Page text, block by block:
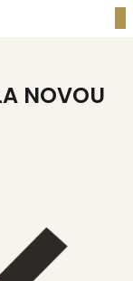
NOVOU